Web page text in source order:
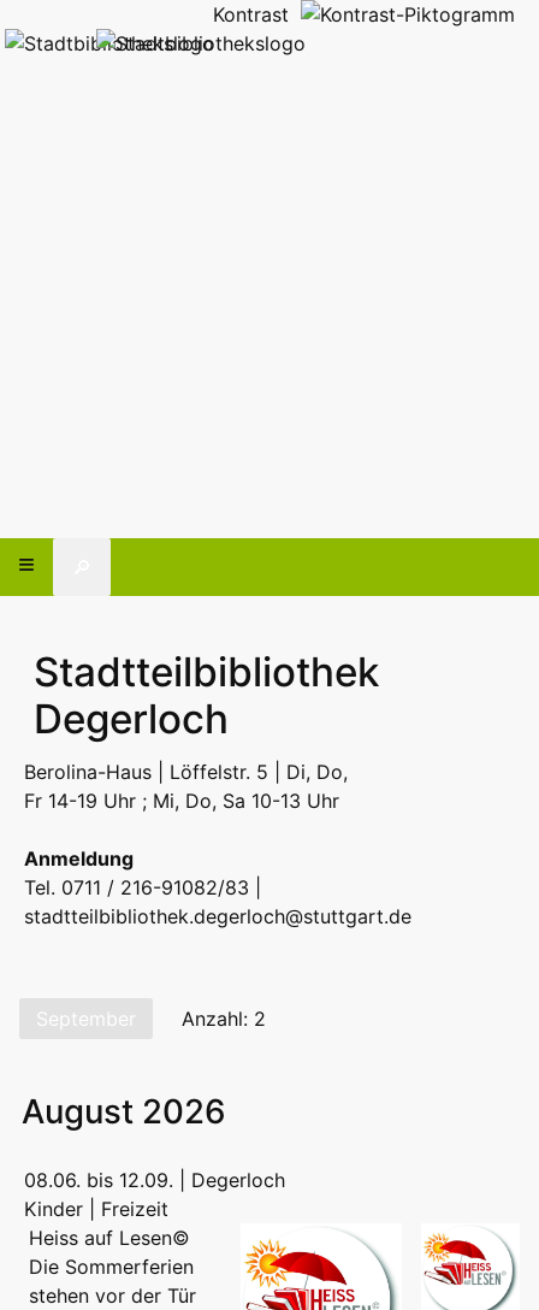
Kontrast
Stadtteilbibliothek
Degerloch
Berolina-Haus | Löffelstr. 5 | Di, Do,
Fr 14-19 Uhr ; Mi, Do, Sa 10-13 Uhr
Anmeldung
Tel. 0711 / 216-91082/83 |
stadtteilbibliothek.degerloch@stuttgart.de
September Anzahl: 2
August 2026
08.06. bis 12.09. | Degerloch
Kinder | Freizeit
Heiss auf Lesen©
Die Sommerferien
stehen vor der Tür